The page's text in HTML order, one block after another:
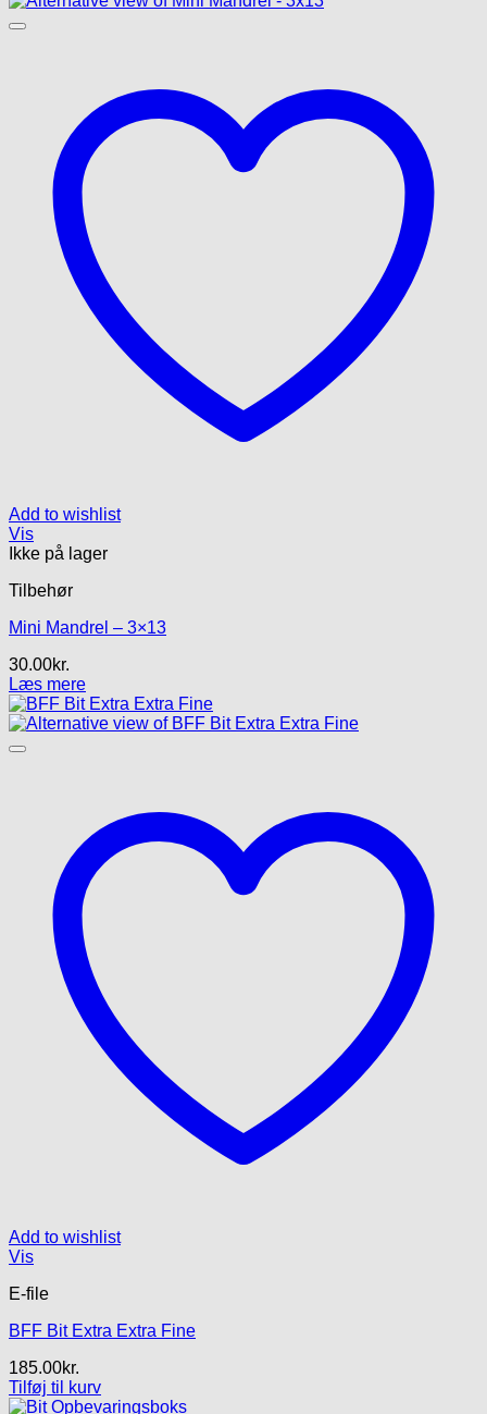
Add to wishlist
Vis
Ikke på lager
Tilbehør
Mini Mandrel – 3×13
30.00kr.
Læs mere
Add to wishlist
Vis
E-file
BFF Bit Extra Extra Fine
185.00kr.
Tilføj til kurv